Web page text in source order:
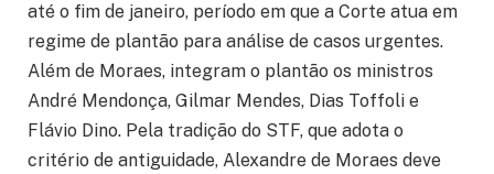
até o fim de janeiro, período em que a Corte atua em
regime de plantão para análise de casos urgentes.
Além de Moraes, integram o plantão os ministros
André Mendonça, Gilmar Mendes, Dias Toffoli e
Flávio Dino. Pela tradição do STF, que adota o
critério de antiguidade, Alexandre de Moraes deve